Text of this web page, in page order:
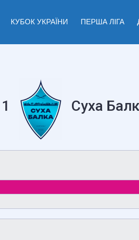
КУБОК УКРАЇНИ ПЕРША ЛІГА
1 Суха